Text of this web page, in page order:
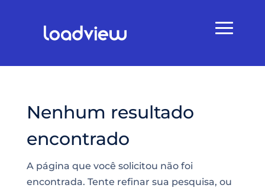
Nenhum resultado
encontrado
A página que você solicitou não foi
encontrada. Tente refinar sua pesquisa, ou